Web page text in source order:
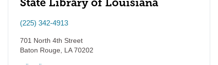
State Library of Louisiana
(225) 342-4913
701 North 4th Street
Baton Rouge
LA70202